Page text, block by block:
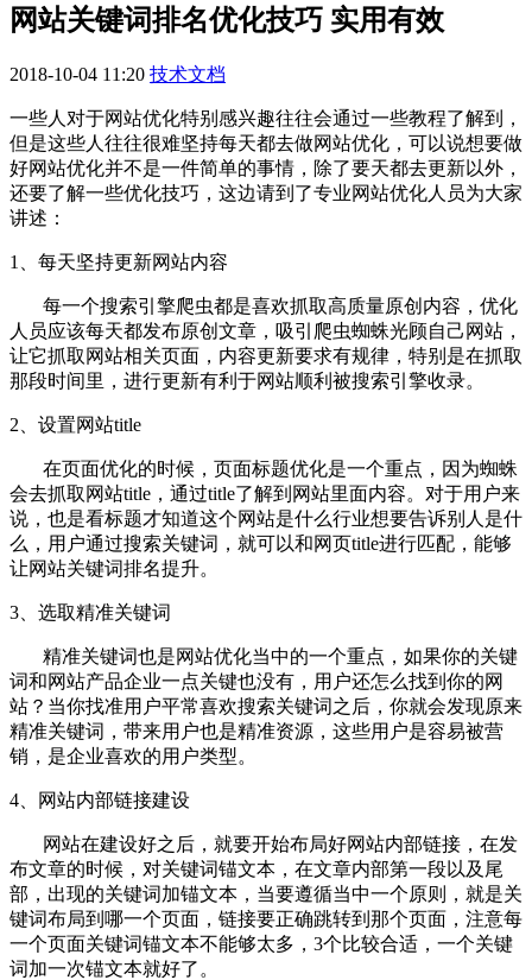
网站关键词排名优化技巧 实用有效
2018-10-04 11:20 技术文档
一些人对于网站优化特别感兴趣往往会通过一些教程了解到，
但是这些人往往很难坚持每天都去做网站优化，可以说想要做
好网站优化并不是一件简单的事情，除了要天都去更新以外，
还要了解一些优化技巧，这边请到了专业网站优化人员为大家
讲述：
1、每天坚持更新网站内容
每一个搜索引擎爬虫都是喜欢抓取高质量原创内容，优化
人员应该每天都发布原创文章，吸引爬虫蜘蛛光顾自己网站，
让它抓取网站相关页面，内容更新要求有规律，特别是在抓取
那段时间里，进行更新有利于网站顺利被搜索引擎收录。
2、设置网站title
在页面优化的时候，页面标题优化是一个重点，因为蜘蛛
会去抓取网站title，通过title了解到网站里面内容。对于用户来
说，也是看标题才知道这个网站是什么行业想要告诉别人是什
么，用户通过搜索关键词，就可以和网页title进行匹配，能够
让网站关键词排名提升。
3、选取精准关键词
精准关键词也是网站优化当中的一个重点，如果你的关键
词和网站产品企业一点关键也没有，用户还怎么找到你的网
站？当你找准用户平常喜欢搜索关键词之后，你就会发现原来
精准关键词，带来用户也是精准资源，这些用户是容易被营
销，是企业喜欢的用户类型。
4、网站内部链接建设
网站在建设好之后，就要开始布局好网站内部链接，在发
布文章的时候，对关键词锚文本，在文章内部第一段以及尾
部，出现的关键词加锚文本，当要遵循当中一个原则，就是关
键词布局到哪一个页面，链接要正确跳转到那个页面，注意每
一个页面关键词锚文本不能够太多，3个比较合适，一个关键
词加一次锚文本就好了。